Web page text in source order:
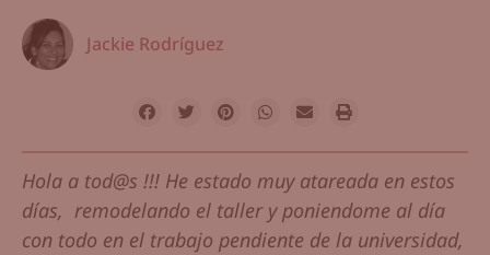
Jackie Rodríguez
Hola a tod@s !!! He estado muy atareada en estos
días, remodelando el taller y poniendome al día
con todo en el trabajo pendiente de la universidad,